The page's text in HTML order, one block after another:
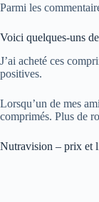
Parmi les
Voici quelques-uns
J’ai acheté ces
positives.
Lorsqu’un de mes
comprimés. Plus de
Nutravision – prix et